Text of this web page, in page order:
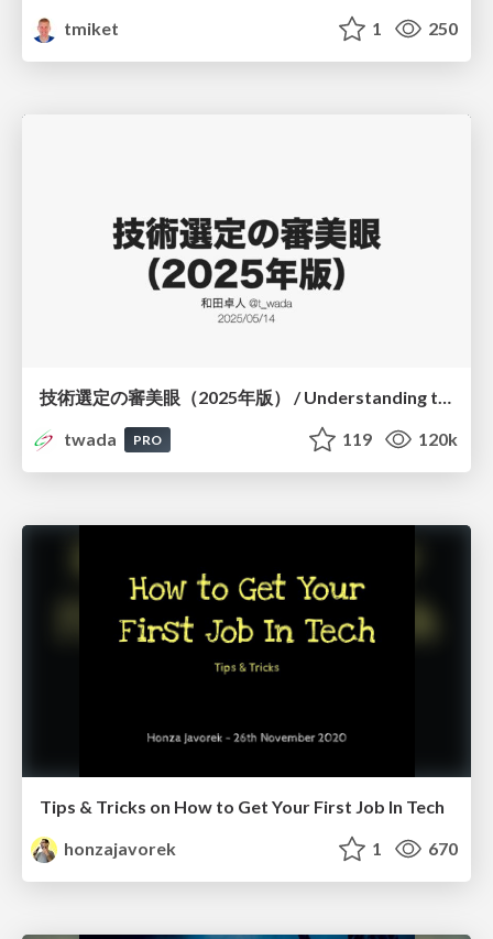
tmiket
1 250
twada
PRO 119 120k
Tips & Tricks on How to Get Your First Job In Tech
honzajavorek
1 670